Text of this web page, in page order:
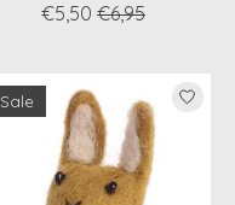
€5,50 €6,95
Sale